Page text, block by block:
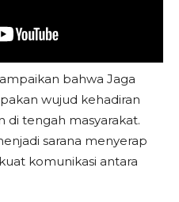
bahwa Jaga
wujud kehadiran
di tengah masyarakat.
sarana menyerap
komunikasi antara